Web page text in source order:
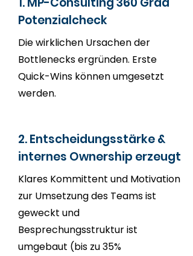
Potenzialcheck
Die wirklichen Ursachen der
Bottlenecks ergründen. Erste
Quick-Wins können umgesetzt
werden.
2. Entscheidungsstärke &
internes Ownership erzeugt
Klares Kommittent und Motivation
zur Umsetzung des Teams ist
geweckt und
Besprechungsstruktur ist
umgebaut (bis zu 35%